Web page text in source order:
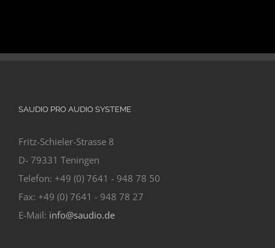
SAUDIO PRO AUDIO SYSTEME
Fritz-Schieler-Strasse 8
D- 79331 Teningen
Telefon: +49 (0) 7641 - 948 78 50
Fax: +49 (0) 7641 - 948 78 27
E-Mail: info@saudio.de